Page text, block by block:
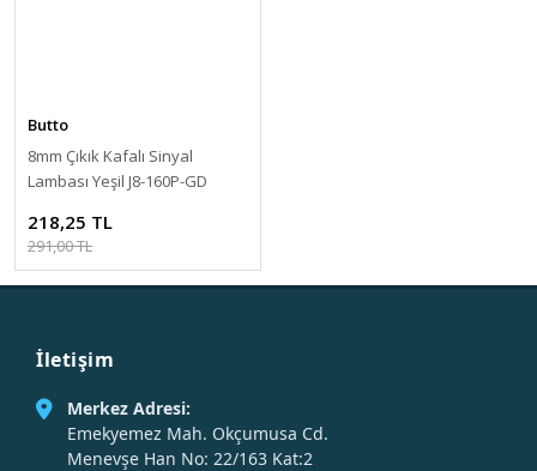
Butto
8mm Çıkık Kafalı Sinyal
Lambası Yeşil J8-160P-GD
218,25 TL
291,00 TL
İletişim
Merkez Adresi:
Emekyemez Mah. Okçumusa Cd.
Menevşe Han No: 22/163 Kat:2